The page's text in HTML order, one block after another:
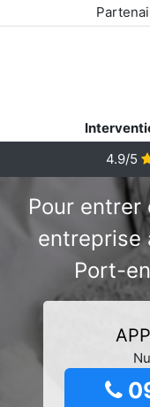
4.9/5
Pour
entreprise
Port-